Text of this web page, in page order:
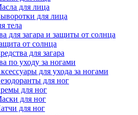
для лица
для лица
тела
для загара и защиты от солнца
от солнца
для загара
по уходу за ногами
для ухода за ногами
для ног
для ног
для ног
для ног